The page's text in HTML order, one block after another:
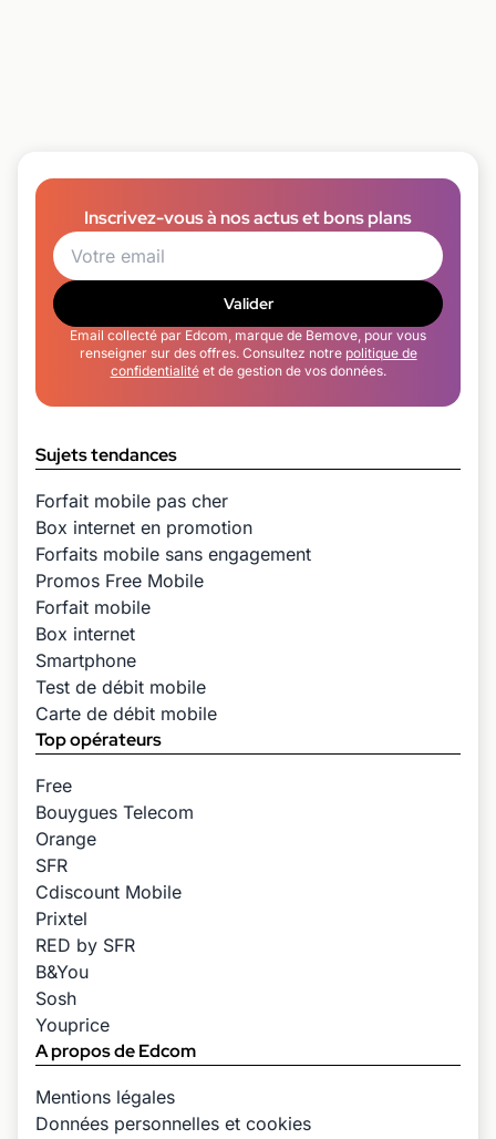
Inscrivez-vous à nos actus et bons plans
Valider
Email collecté par Edcom, marque de Bemove, pour vous
renseigner sur des offres. Consultez notre politique de
confidentialitéet de gestion de vos données.
Sujets tendances
Forfait mobile pas cher
Box internet en promotion
Forfaits mobile sans engagement
Promos Free Mobile
Forfait mobile
Box internet
Smartphone
Test de débit mobile
Carte de débit mobile
Top opérateurs
Free
Bouygues Telecom
Orange
SFR
Cdiscount Mobile
Prixtel
RED by SFR
B&You
Sosh
Youprice
A propos de Edcom
Mentions légales
Données personnelles et cookies